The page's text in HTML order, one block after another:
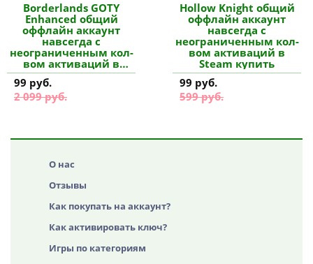
Borderlands GOTY
Enhanced общий
оффлайн аккаунт
навсегда с
неограниченным кол-
вом активаций в
Steam купить
99 руб.
2 099 руб.
Hollow Knight общий
оффлайн аккаунт
навсегда с
неограниченным кол-
вом активаций в
Steam купить
99 руб.
599 руб.
О нас
Отзывы
Как покупать на аккаунт?
Как активировать ключ?
Игры по категориям